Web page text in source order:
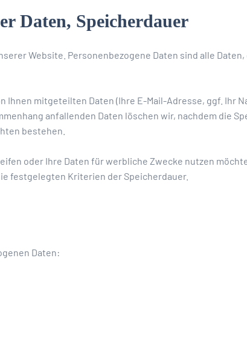
Daten, Speicherdauer
Website. Personenbezogene Daten sind alle
mitgeteilten Daten (Ihre E-Mail-Adresse, ggf. Ihr
anfallenden Daten löschen wir, nachdem die
bestehen.
oder Ihre Daten für werbliche Zwecke nutzen
festgelegten Kriterien der Speicherdauer.
Daten: